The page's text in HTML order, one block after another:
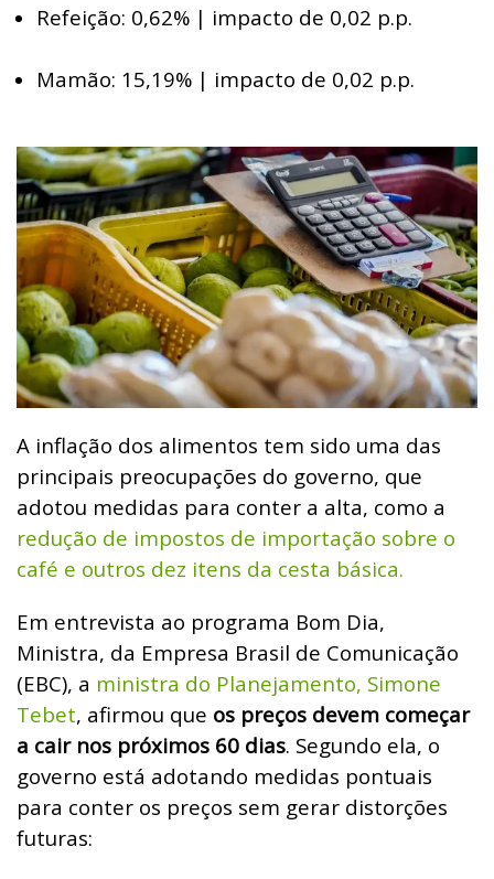
Refeição: 0,62% | impacto de 0,02 p.p.
Mamão: 15,19% | impacto de 0,02 p.p.
A inflação dos alimentos tem sido uma das
principais preocupações do governo, que
adotou medidas para conter a alta, como a
redução de impostos de importação sobre o
café e outros dez itens da cesta básica.
Em entrevista ao programa Bom Dia,
Ministra, da Empresa Brasil de Comunicação
(EBC), a ministra do Planejamento, Simone
Tebet, afirmou que os preços devem começar
a cair nos próximos 60 dias. Segundo ela, o
governo está adotando medidas pontuais
para conter os preços sem gerar distorções
futuras: